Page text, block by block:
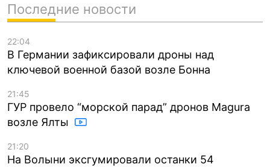
Последние новости
22:04
В Германии зафиксировали дроны над
ключевой военной базой возле Бонна
21:45
ГУР провело “морской парад” дронов Magura
возле Ялты
21:20
На Волыни эксгумировали останки 54